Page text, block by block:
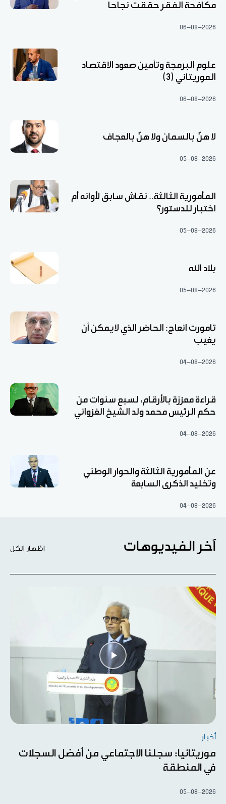
مكافحة الفقر حققت نجاحا
06-08-2026
علوم البرمجة وتأمين صعود الاقتصاد
الموريتاني (3)
06-08-2026
لا هنّ بالسمان ولا هنّ بالعجاف
05-08-2026
المأمورية الثالثة.. نقاش سابق لأوانه أم
اختبار للدستور؟
05-08-2026
بلاد الله
05-08-2026
تامورت انعاج: الحاضر الذي لايمكن أن
يغيب
04-08-2026
قراءة معززة بالأرقام، لسبع سنوات من
حكم الرئيس محمد ولد الشيخ الغزواني
04-08-2026
عن المأمورية الثالثة والحوار الوطني
وتخليد الذكرى السابعة
04-08-2026
آخر الفيديوهات اظهار الكل
أخبار
موريتانيا: سجلنا الاجتماعي من أفضل السجلات
في المنطقة
05-08-2026